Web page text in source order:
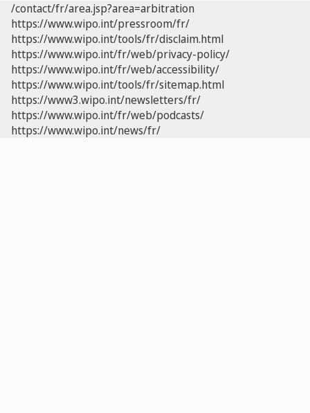
/contact/fr/area.jsp?area=arbitration
https://www.wipo.int/pressroom/fr/
https://www.wipo.int/tools/fr/disclaim.html
https://www.wipo.int/fr/web/privacy-policy/
https://www.wipo.int/fr/web/accessibility/
https://www.wipo.int/tools/fr/sitemap.html
https://www3.wipo.int/newsletters/fr/
https://www.wipo.int/fr/web/podcasts/
https://www.wipo.int/news/fr/